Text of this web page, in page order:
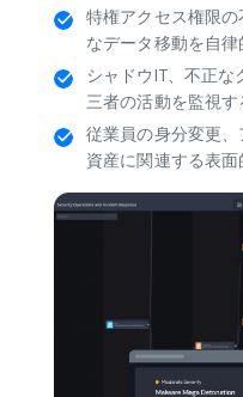
特権アクセス権限
なデータ移動を自
シャドウIT、不正
三者の活動を監視
資産に関連する表